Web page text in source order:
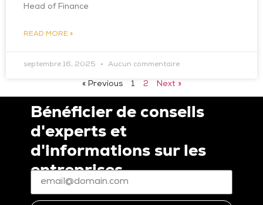
Head of Finance
READ MORE »
septembre 16, 2025 Aucun commentaire
« Previous 1 2 Next »
Bénéficier de conseils
d'experts et
d'informations sur les
entreprises
E-
mail